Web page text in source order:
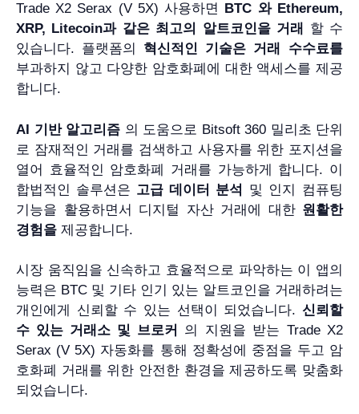
Trade X2 Serax (V 5X) 사용하면
BTC 와 Ethereum,
XRP, Litecoin과 같은 최고의 알트코인을 거래
할 수
있습니다. 플랫폼의 혁신적인 기술은 거래 수수료를
부과하지 않고 다양한 암호화폐에 대한 액세스를 제공
합니다.
AI 기반 알고리즘 의 도움으로 Bitsoft 360 밀리초 단위
로 잠재적인 거래를 검색하고 사용자를 위한 포지션을
열어 효율적인 암호화폐 거래를 가능하게 합니다. 이
합법적인 솔루션은 고급 데이터 분석 및 인지 컴퓨팅
기능을 활용하면서 디지털 자산 거래에 대한 원활한
경험을 제공합니다.
시장 움직임을 신속하고 효율적으로 파악하는 이 앱의
능력은 BTC 및 기타 인기 있는 알트코인을 거래하려는
개인에게 신뢰할 수 있는 선택이 되었습니다. 신뢰할
수 있는 거래소 및 브로커
의 지원을 받는 Trade X2
Serax (V 5X) 자동화를 통해 정확성에 중점을 두고 암
호화폐 거래를 위한 안전한 환경을 제공하도록 맞춤화
되었습니다.